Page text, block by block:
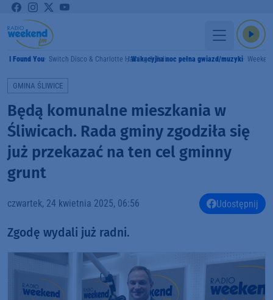
I Found You Switch Disco & Charlotte Haining & FelixWakacyjna noc pełna gwiazd/muzyki
GMINA ŚLIWICE
Będą komunalne mieszkania w
Śliwicach. Rada gminy zgodziła się
już przekazać na ten cel gminny
grunt
czwartek, 24 kwietnia 2025, 06:56 Udostępnij
Zgodę wydali już radni.